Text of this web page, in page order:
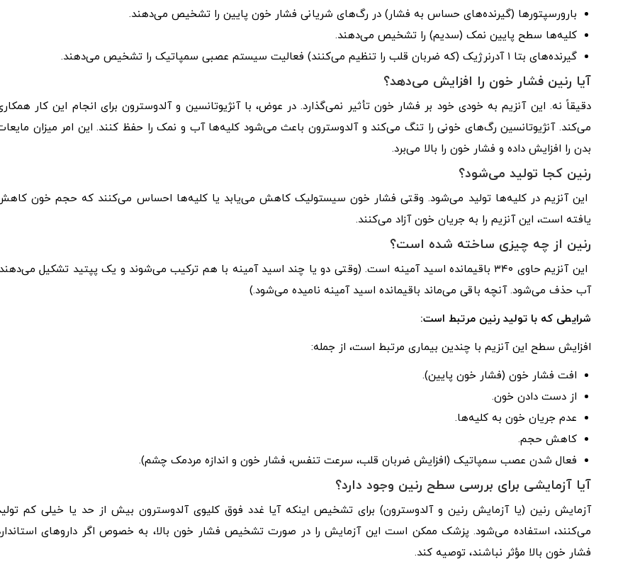
بارورسپتورها (گیرنده‌های حساس به فشار) در رگ‌های شریانی فشار خون پایین را تشخیص می‌دهند.
کلیه‌ها سطح پایین نمک (سدیم) را تشخیص می‌دهند.
گیرنده‌های بتا ۱ آدرنرژیک (که ضربان قلب را تنظیم می‌کنند) فعالیت سیستم عصبی سمپاتیک را تشخیص می‌دهند.
آیا رنین فشار خون را افزایش می‌دهد؟
دقیقاً نه. این آنزیم به خودی خود بر فشار خون تأثیر نمی‌گذارد. در عوض، با آنژیوتانسین و آلدوسترون برای انجام این کار
می‌کند. آنژیوتانسین رگ‌های خونی را تنگ می‌کند و آلدوسترون باعث می‌شود کلیه‌ها آب و نمک را حفظ کنند. این امر میزان
بدن را افزایش داده و فشار خون را بالا می‌برد.
رنین کجا تولید می‌شود؟
این آنزیم در کلیه‌ها تولید می‌شود. وقتی فشار خون سیستولیک کاهش می‌یابد یا کلیه‌ها احساس می‌کنند که حجم خون
یافته است، این آنزیم را به جریان خون آزاد می‌کنند.
رنین از چه چیزی ساخته شده است؟
این آنزیم حاوی ۳۴۰ باقیمانده اسید آمینه است. (وقتی دو یا چند اسید آمینه با هم ترکیب می‌شوند و یک پپتید تشکیل
آب حذف می‌شود. آنچه باقی می‌ماند باقیمانده اسید آمینه نامیده می‌شود.)
شرایطی که با تولید رنین مرتبط است:
افزایش سطح این آنزیم با چندین بیماری مرتبط است، از جمله:
افت فشار خون (فشار خون پایین).
از دست دادن خون.
عدم جریان خون به کلیه‌ها.
کاهش حجم.
فعال شدن عصب سمپاتیک (افزایش ضربان قلب، سرعت تنفس، فشار خون و اندازه مردمک چشم).
آیا آزمایشی برای بررسی سطح رنین وجود دارد؟
آزمایش رنین (یا آزمایش رنین و آلدوسترون) برای تشخیص اینکه آیا غدد فوق کلیوی آلدوسترون بیش از حد یا خیلی کم
می‌کنند، استفاده می‌شود. پزشک ممکن است این آزمایش را در صورت تشخیص فشار خون بالا، به خصوص اگر داروهای
فشار خون بالا مؤثر نباشند، توصیه کند.